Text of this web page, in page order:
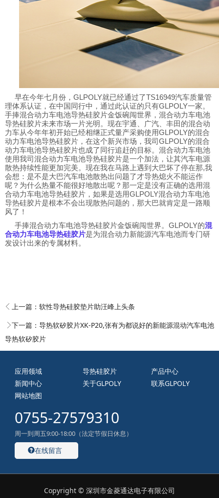
早在今年七月份， GLPOLY就已经通过了TS16949汽车质量管
理体系认证，在中国同行中，通过此认证的只有GLPOLY一家。
手捧混合动力车电池导热硅胶片金饭碗闯世界，混合动力车电池
导热硅胶片未来市场一片光明。现在宇通、广汽、丰田的混合动
力车从今年年初开始已经相继正式量产采购使用GLPOLY的混合
动力车电池导热硅胶片，在这个新兴市场，我司 GLPOLY的混合
动力车电池导热硅胶片也成了同行追赶的目标。混合动力车电池
使用我司混合动力车电池导热硅胶片是一个加法，让其汽车电源
散热持续性能更加完美。现在我在马路上遇到大巴坏了停在那,我
会想：是不是大巴汽车电池散热出问题了才导热熄火不能运作
呢？为什么热量不能很好地散出呢？那一定是没有正确的选用混
合动力车电池导热硅胶片，如果是选用GLPOLY混合动力车电池
导热硅胶片是根本不会出现散热问题的，那大巴就肯定是一路顺
风了！
手捧混合动力车电池导热硅胶片金饭碗闯世界。 GLPOLY的混
合动力车电池导热硅胶片是为混合动力新能源汽车电池而专门研
发设计出来的专属材料。
上一篇： 软性导热硅胶垫片助汪峰上头条
下一篇： 导热软矽胶片XK-P20,张有为都说好的新能源混动汽车电池
导热软矽胶片
应用领域 导热硅胶片
产品中心
新闻中心
关于GLPOLY
联系GLPOLY
网站地图
0755-27579310
周一到周五9:00-18:00（法定节假日休息）
在线留言
Copyright © 深圳市金菱通达电子有限公司